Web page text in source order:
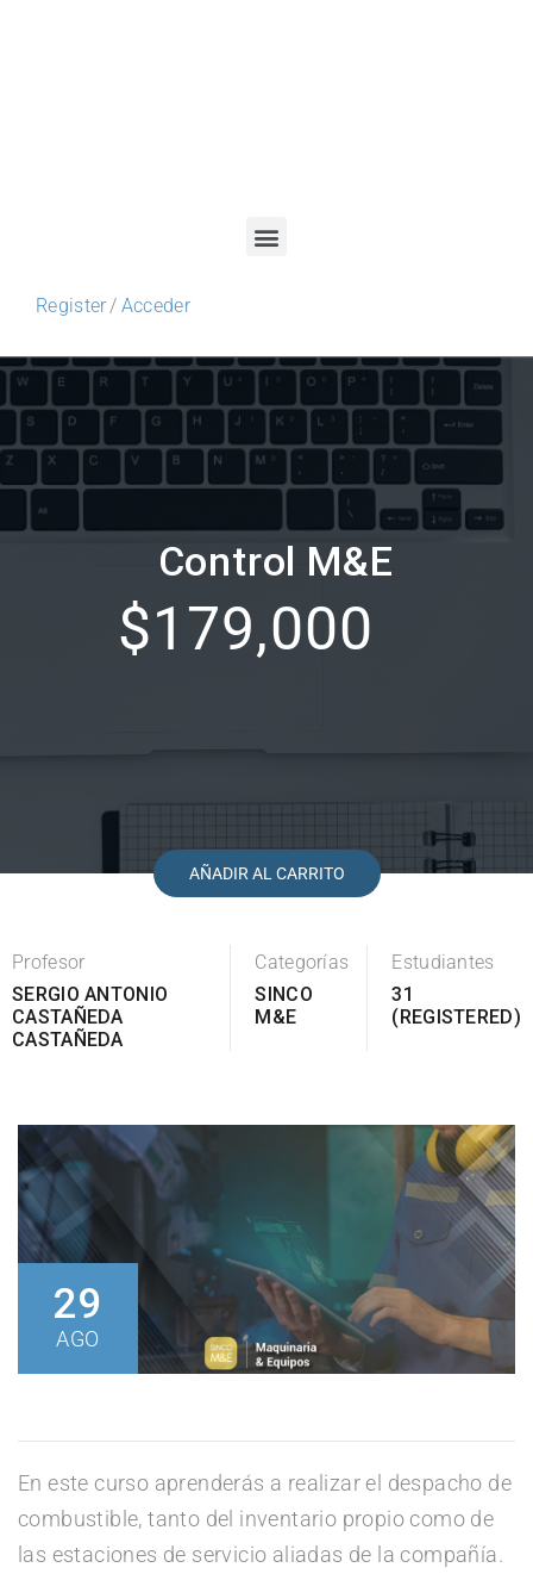
Register/ Acceder
Control M&E
$179,000
AÑADIR AL CARRITO
Profesor
SERGIO ANTONIO
CASTAÑEDA
CASTAÑEDA
Categorías
SINCO
M&E
Estudiantes
31
(REGISTERED)
29
AGO
En este curso aprenderás a realizar el despacho de
combustible, tanto del inventario propio como de
las estaciones de servicio aliadas de la compañía.